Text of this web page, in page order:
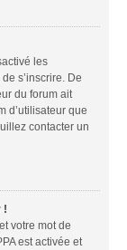
les
s’inscrire. De
du forum ait
d’utilisateur que
contacter un
!
votre mot de
est activée et